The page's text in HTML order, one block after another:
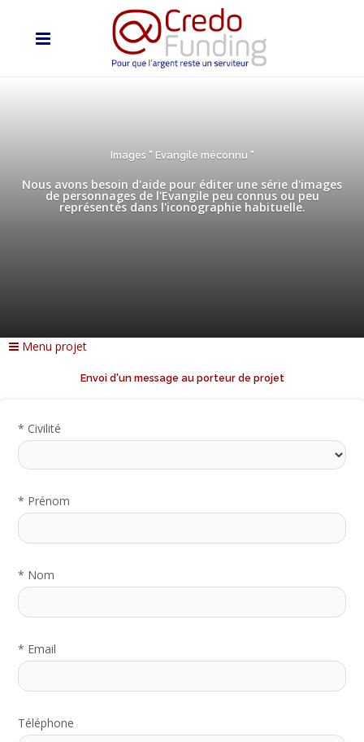
Images " Evangile méconnu "
Nous avons besoin d'aide pour éditer une série d'images
de personnages de l'Evangile peu connus ou peu
représentés dans l'iconographie habituelle.
Menu projet
Envoi d'un message au porteur de projet
* Civilité
* Prénom
* Nom
* Email
Téléphone